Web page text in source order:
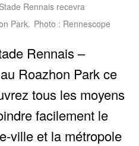
Rennais recevra
Park. Photo : Rennescope
Rennais –
Roazhon Park ce
tous les moyens
facilement le
ville et la métropole